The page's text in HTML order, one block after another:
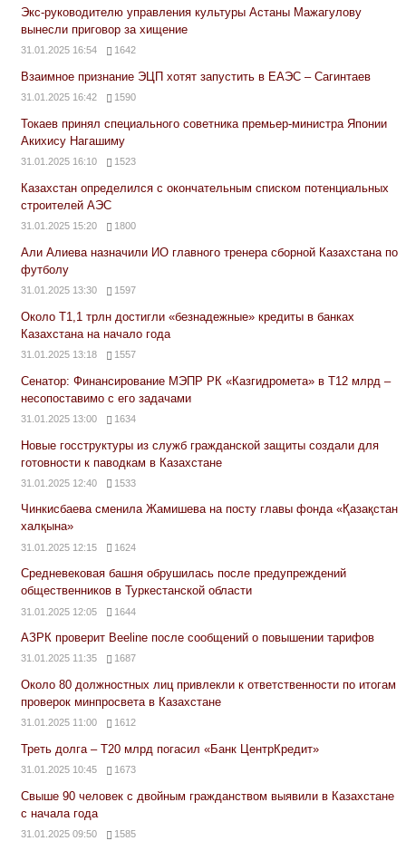
Экс-руководителю управления культуры Астаны Мажагулову
вынесли приговор за хищение
31.01.2025 16:54 1642
Взаимное признание ЭЦП хотят запустить в ЕАЭС – Сагинтаев
31.01.2025 16:42 1590
Токаев принял специального советника премьер-министра Японии
Акихису Нагашиму
31.01.2025 16:10 1523
Казахстан определился с окончательным списком потенциальных
строителей АЭС
31.01.2025 15:20 1800
Али Алиева назначили ИО главного тренера сборной Казахстана по
футболу
31.01.2025 13:30 1597
Около Т1,1 трлн достигли «безнадежные» кредиты в банках
Казахстана на начало года
31.01.2025 13:18 1557
Сенатор: Финансирование МЭПР РК «Казгидромета» в Т12 млрд –
несопоставимо с его задачами
31.01.2025 13:00 1634
Новые госструктуры из служб гражданской защиты создали для
готовности к паводкам в Казахстане
31.01.2025 12:40 1533
Чинкисбаева сменила Жамишева на посту главы фонда «Қазақстан
халқына»
31.01.2025 12:15 1624
Средневековая башня обрушилась после предупреждений
общественников в Туркестанской области
31.01.2025 12:05 1644
АЗРК проверит Beeline после сообщений о повышении тарифов
31.01.2025 11:35 1687
Около 80 должностных лиц привлекли к ответственности по итогам
проверок минпросвета в Казахстане
31.01.2025 11:00 1612
Треть долга – Т20 млрд погасил «Банк ЦентрКредит»
31.01.2025 10:45 1673
Свыше 90 человек с двойным гражданством выявили в Казахстане
с начала года
31.01.2025 09:50 1585